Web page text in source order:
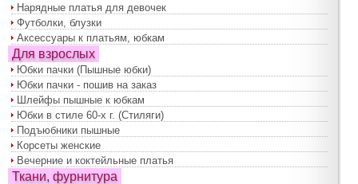
Нарядные платья для девочек
Футболки, блузки
Аксессуары к платьям, юбкам
Для взрослых
Юбки пачки (Пышные юбки)
Юбки пачки - пошив на заказ
Шлейфы пышные к юбкам
Юбки в стиле 60-х г. (Стиляги)
Подъюбники пышные
Корсеты женские
Вечерние и коктейльные платья
Ткани, фурнитура